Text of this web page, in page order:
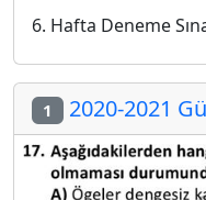
6. Hafta Deneme
1 2020-2021